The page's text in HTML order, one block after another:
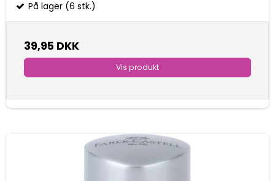
På lager (6 stk.)
39,95 DKK
Vis produkt